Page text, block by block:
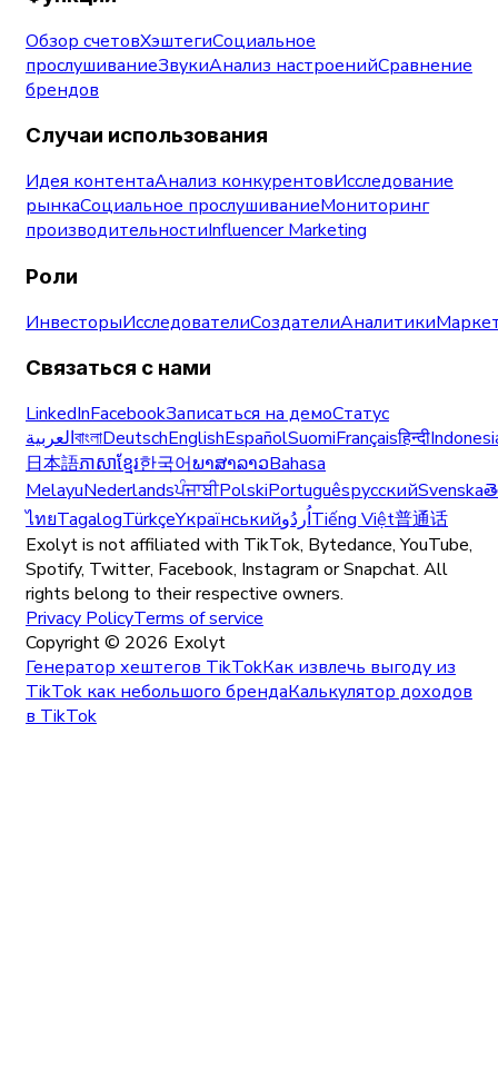
Обзор счетовХэштегиСоциальное
прослушиваниеЗвукиАнализ настроенийСравнение
брендов
Случаи использования
Идея контентаАнализ конкурентовИсследование
рынкаСоциальное прослушиваниеМониторинг
производительностиInfluencer Marketing
Роли
ИнвесторыИсследователиСоздателиАналитики
Связаться с нами
LinkedInFacebookЗаписаться на демоСтатус
العربيةবাংলাDeutschEnglishEspañolSuomiFrançaisहिन्दी
日本語ភាសាខ្មែរ한국어ພາສາລາວBahasa
MelayuNederlandsਪੰਜਾਬੀPolskiPortuguêsрусскийSvenska
ไทยTagalogTürkçeYкраїнськийاُردُوTiếng Việt普通话
Exolyt is not affiliated with TikTok, Bytedance, YouTube,
Spotify, Twitter, Facebook, Instagram or Snapchat. All
rights belong to their respective owners.
Privacy PolicyTerms of service
Copyright © 2026 Exolyt
Генератор хештегов TikTokКак извлечь выгоду из
TikTok как небольшого брендаКалькулятор доходов
в TikTok